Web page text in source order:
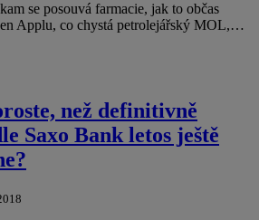
se posouvá farmacie, jak to občas
Applu, co chystá petrolejářský MOL,…
než definitivně
Saxo Bank letos ještě